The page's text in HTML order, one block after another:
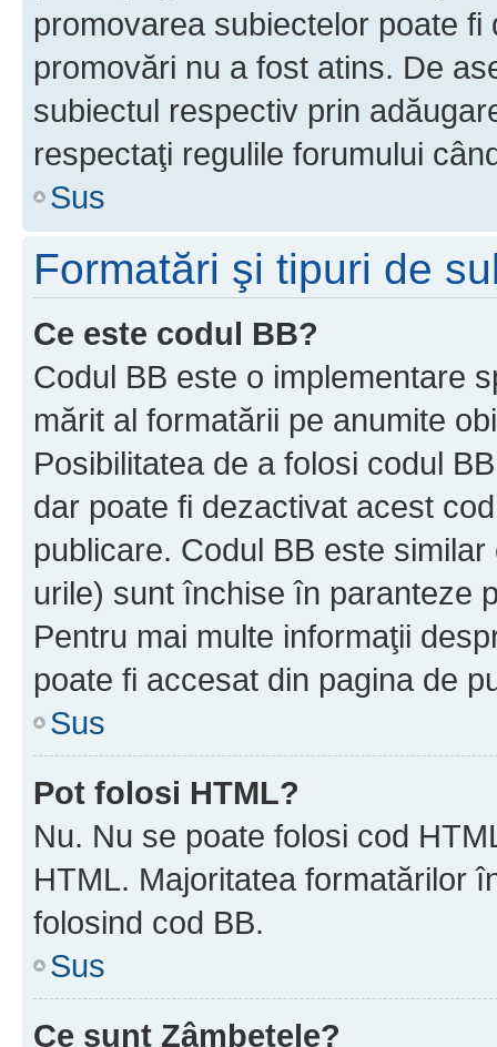
promovarea subiectelor poate
promovări nu a fost atins. De
subiectul respectiv prin
respectaţi regulile forumului
Sus
Formatări şi tipuri de
Ce este codul BB?
Codul BB este o implementare
mărit al formatării pe anumite
Posibilitatea de a folosi codul
dar poate fi dezactivat acest
publicare. Codul BB este
urile) sunt închise în paranteze
Pentru mai multe informaţii
poate fi accesat din pagina de
Sus
Pot folosi HTML?
Nu. Nu se poate folosi cod
HTML. Majoritatea formatărilor
folosind cod BB.
Sus
Ce sunt Zâmbetele?